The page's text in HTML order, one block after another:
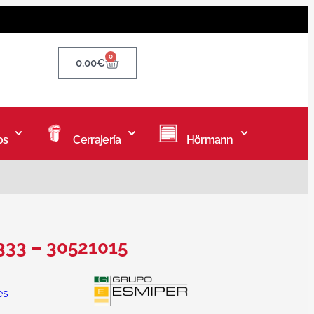
0,00€ 0
Cerrajería Hörmann
– 30521015